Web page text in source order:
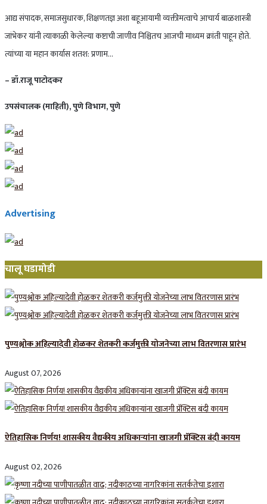
आद्य संपादक, समाजसुधारक, शिक्षणतज्ञ अशा बहूआयामी व्यक्तीमत्वाचे आचार्य बाळशास्त्री
जांभेकर यांनी त्याकाळी केलेल्या कष्टाची जाणीव निश्चितच आजची माध्यम क्रांती पाहून होते.
त्यांच्या या महान कार्यास शतश: प्रणाम…
– डॉ.राजू पाटोदकर
उपसंचालक (माहिती), पुणे विभाग, पुणे
Advertising
चालू घडामोडी
पुण्यश्लोक अहिल्यादेवी होळकर शेतकरी कर्जमुक्ती योजनेच्या लाभ वितरणास प्रारंभ
August 07, 2026
ऐतिहासिक निर्णय! शासकीय वैद्यकीय अधिकाऱ्यांना खाजगी प्रॅक्टिस बंदी कायम
August 02, 2026